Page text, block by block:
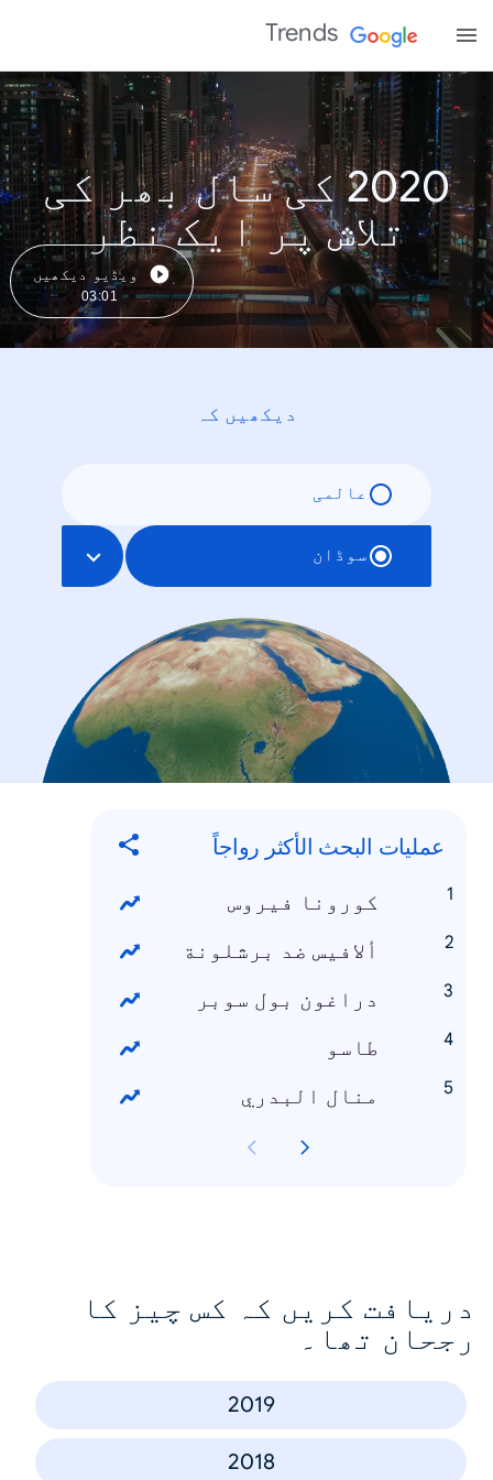
Trends
2020 کی سال بھر کی
تلاش پر ایک نظر
ویڈیو دیکھیں
03:01
دیکھیں کہ
عالمی
سوڈان
عمليات البحث الأكثر رواجاً
كورونا فيروس
ألافيس ضد برشلونة
دراغون بول سوبر
طاسو
منال البدري
دریافت کریں کہ کس چیز کا
رجحان تھا۔
2019
2018